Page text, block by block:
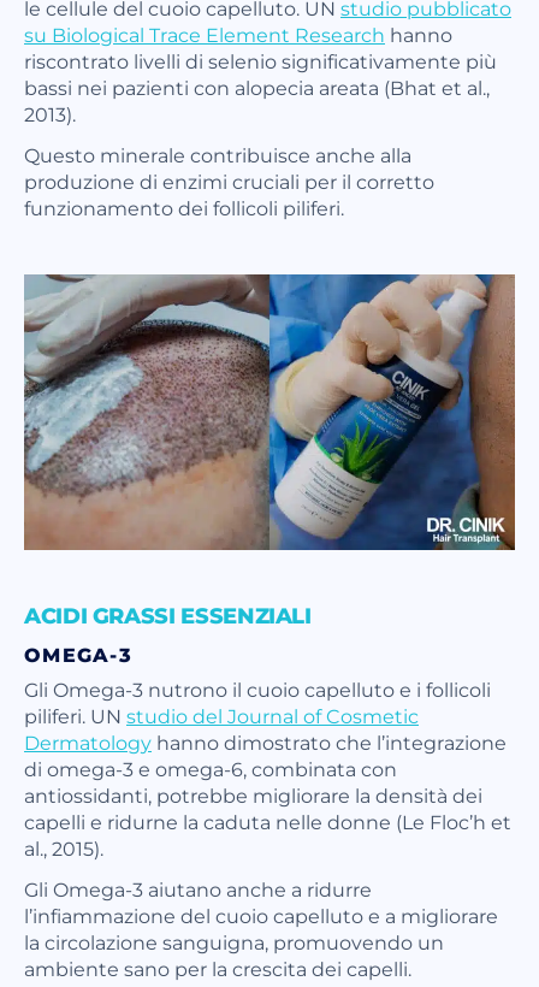
le cellule del cuoio capelluto. UN studio pubblicato
su Biological Trace Element Research hanno
riscontrato livelli di selenio significativamente più
bassi nei pazienti con alopecia areata (Bhat et al.,
2013).
Questo minerale contribuisce anche alla
produzione di enzimi cruciali per il corretto
funzionamento dei follicoli piliferi.
ACIDI GRASSI ESSENZIALI
OMEGA-3
Gli Omega-3 nutrono il cuoio capelluto e i follicoli
piliferi. UN studio del Journal of Cosmetic
Dermatology hanno dimostrato che l’integrazione
di omega-3 e omega-6, combinata con
antiossidanti, potrebbe migliorare la densità dei
capelli e ridurne la caduta nelle donne (Le Floc’h et
al., 2015).
Gli Omega-3 aiutano anche a ridurre
l’infiammazione del cuoio capelluto e a migliorare
la circolazione sanguigna, promuovendo un
ambiente sano per la crescita dei capelli.